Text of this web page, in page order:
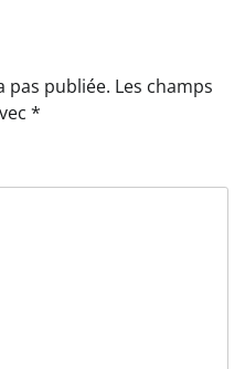
pas publiée. Les champs
*